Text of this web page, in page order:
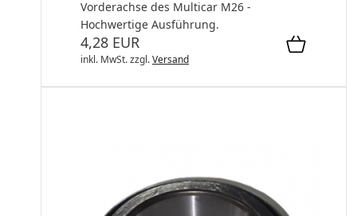
Vorderachse des Multicar M26 -
Hochwertige Ausführung.
4,28 EUR
inkl. MwSt.zzgl.Versand